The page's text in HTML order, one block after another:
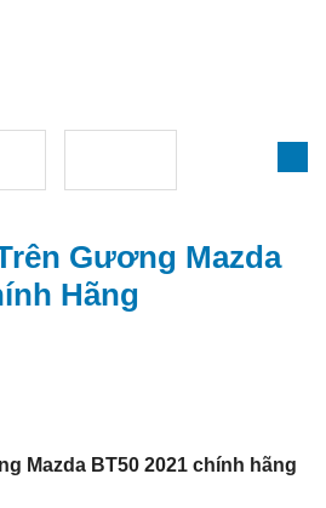
Gương Mazda
Hãng
Mazda BT50 2021 chính hãng